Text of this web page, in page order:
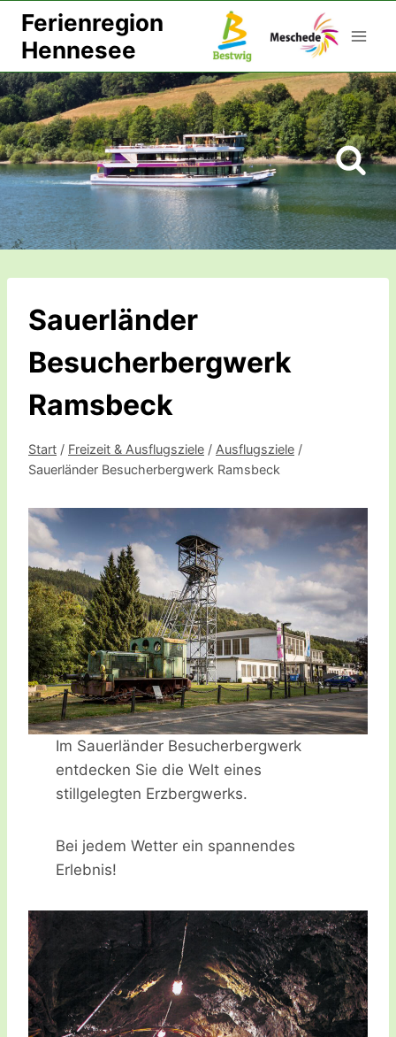
Zum
Inhalt
springen
Ferienregion
Hennesee
Sauerländer
Besucherbergwerk
Ramsbeck
Start / Freizeit & Ausflugsziele / Ausflugsziele /
Sauerländer Besucherbergwerk Ramsbeck
Im Sauerländer Besucherbergwerk
entdecken Sie die Welt eines
stillgelegten Erzbergwerks.
Bei jedem Wetter ein spannendes
Erlebnis!